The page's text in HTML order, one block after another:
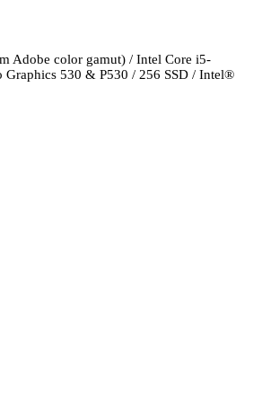
Adobe color gamut) / Intel Core i5-
530 & P530 / 256 SSD / Intel®